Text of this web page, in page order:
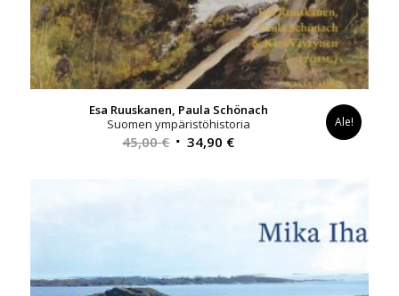
Esa Ruuskanen, Paula Schönach
Suomen ympäristöhistoria
45,00€ Alkuperäinen
34,90 €Nykyinen
Ale!